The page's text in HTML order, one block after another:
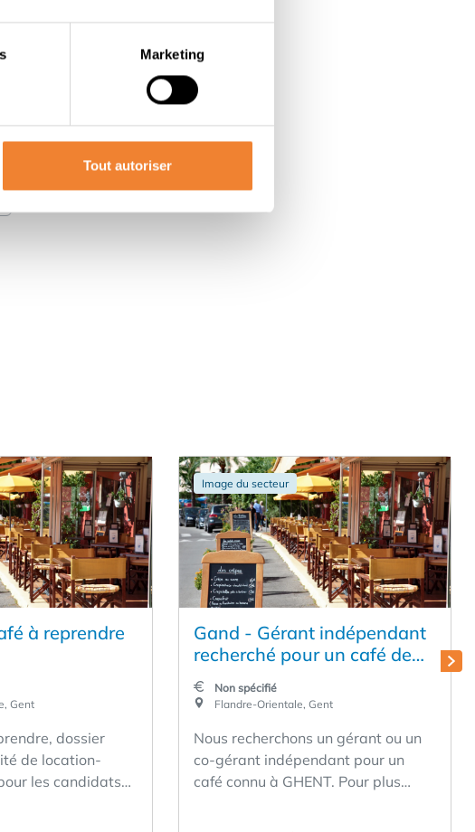
Marketing
Tout autoriser
à reprendre
Gent
dossier
de location-
les candidats
Image du secteur
Gand - Gérant indépendant
recherché pour un café de
déménagement
Non spécifié
Flandre-Orientale, Gent
Nous recherchons un gérant ou un
co-gérant indépendant pour un
café connu à GHENT. Pour plus